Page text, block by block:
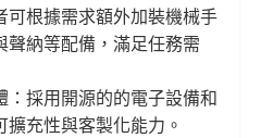
可根據需求額外加裝機械手
聲納等配備，滿足任務需
：採用開源的的電子設備和
充性與客製化能力。